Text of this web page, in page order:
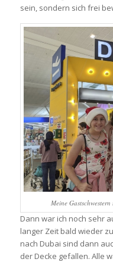
sein, sondern sich frei
Meine
Dann war ich noch sehr
langer Zeit bald wieder
nach Dubai sind dann
der Decke gefallen. Alle